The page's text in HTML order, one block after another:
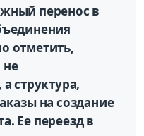
перенос в
отметить,
не
структура,
на создание
Ее переезд в